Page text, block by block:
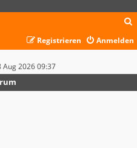
c
Anmelden
Registrieren
Aug 2026 09:37